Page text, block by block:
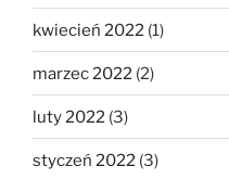
kwiecień 2022 (1)
marzec 2022 (2)
luty 2022 (3)
styczeń 2022 (3)